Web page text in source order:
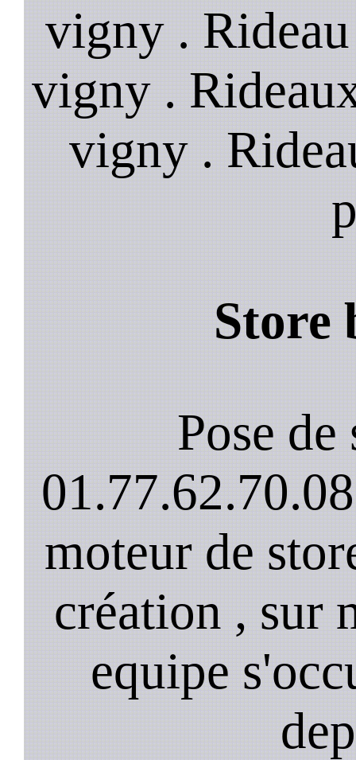
vigny .
vigny .
vigny .
Store
Pose de
moteur de
création , sur
equipe